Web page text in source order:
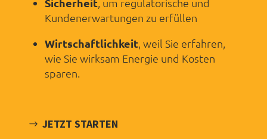
Kundenerwartungen zu erfüllen
Wirtschaftlichkeit, weil Sie erfahren,
wie Sie wirksam Energie und Kosten
sparen.
JETZT STARTEN